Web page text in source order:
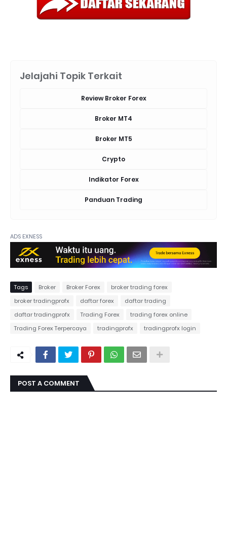
Jelajahi Topik Terkait
Review Broker Forex
Broker MT4
Broker MT5
Crypto
Indikator Forex
Panduan Trading
ADS EXNESS
Tags Broker Broker Forex
broker trading forex
broker tradingprofx
daftar forex
daftar trading
daftar tradingprofx
Trading Forex
trading forex online
Trading Forex Terpercaya
tradingprofx tradingprofx login
POST A COMMENT